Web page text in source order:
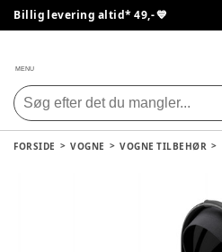
Billig levering altid* 49,- 💙
MENU
FORSIDE VOGNE VOGNE TILBEHØR